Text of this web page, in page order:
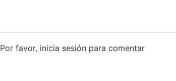
Por favor, inicia sesión para comentar